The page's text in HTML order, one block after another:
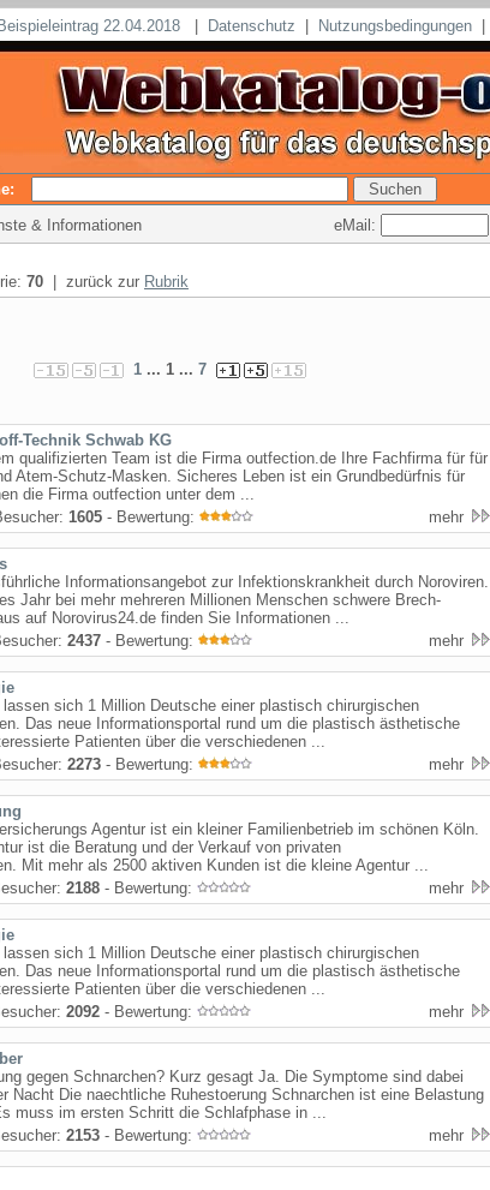
Beispieleintrag 22.04.2018 Datenschutz Nutzungsbedingungen
& Informationen
eMail:
70 | zurück zur Rubrik
1... 1 ... 7
Technik Schwab KG
qualifizierten Team ist die Firma outfection.de Ihre Fachfirma für für
Atem-Schutz-Masken. Sicheres Leben ist ein Grundbedürfnis für
die Firma outfection unter dem ...
1605 - Bewertung: mehr
Informationsangebot zur Infektionskrankheit durch Noroviren.
Jahr bei mehr mehreren Millionen Menschen schwere Brech-
auf Norovirus24.de finden Sie Informationen ...
2437 - Bewertung: mehr
sich 1 Million Deutsche einer plastisch chirurgischen
Das neue Informationsportal rund um die plastisch ästhetische
Patienten über die verschiedenen ...
2273 - Bewertung: mehr
Agentur ist ein kleiner Familienbetrieb im schönen Köln.
ist die Beratung und der Verkauf von privaten
Mit mehr als 2500 aktiven Kunden ist die kleine Agentur ...
2188 - Bewertung: mehr
sich 1 Million Deutsche einer plastisch chirurgischen
Das neue Informationsportal rund um die plastisch ästhetische
Patienten über die verschiedenen ...
2092 - Bewertung: mehr
gegen Schnarchen? Kurz gesagt Ja. Die Symptome sind dabei
Nacht Die naechtliche Ruhestoerung Schnarchen ist eine Belastung
muss im ersten Schritt die Schlafphase in ...
2153 - Bewertung: mehr